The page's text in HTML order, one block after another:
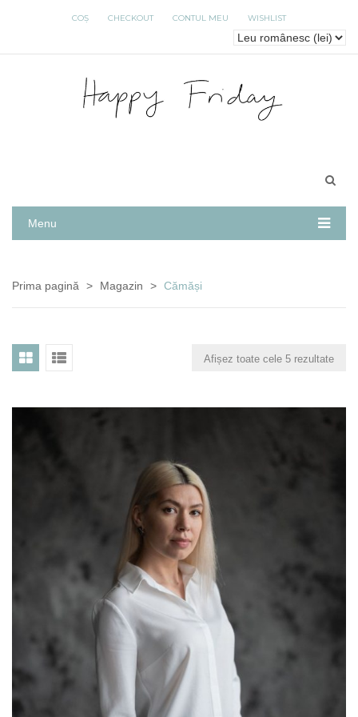
COȘ CHECKOUT CONTUL MEU WISHLIST
Menu
Prima pagină > Magazin > Cămăși
Afișez toate cele 5 rezultate